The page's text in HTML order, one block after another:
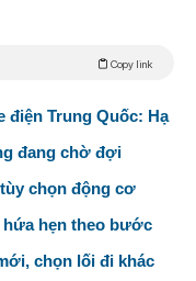
Copy link
điện Trung Quốc: Hạ
đang chờ đợi
chọn động cơ
hẹn theo bước
chọn lối đi khác